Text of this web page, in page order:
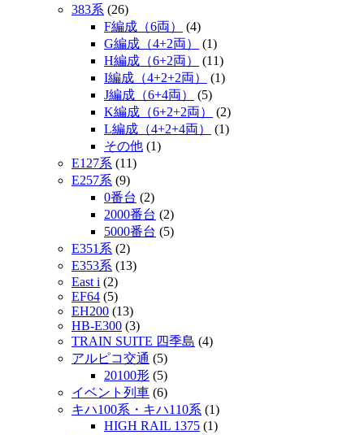
383系 (26)
F編成（6両）
(4)
G編成（4+2両）
(1)
H編成（6+2両）
(11)
I編成（4+2+2両）
(1)
J編成（6+4両）
(5)
K編成（6+2+2両）
(2)
L編成（4+2+4両）
(1)
その他 (1)
E127系 (11)
E257系 (9)
0番台 (2)
2000番台 (2)
5000番台 (5)
E351系 (2)
E353系 (13)
East i (2)
EF64 (5)
EH200 (13)
HB-E300 (3)
TRAIN SUITE 四季島 (4)
アルピコ交通 (5)
20100形 (5)
イベント列車 (6)
キハ100系・キハ110系 (1)
HIGH RAIL 1375 (1)